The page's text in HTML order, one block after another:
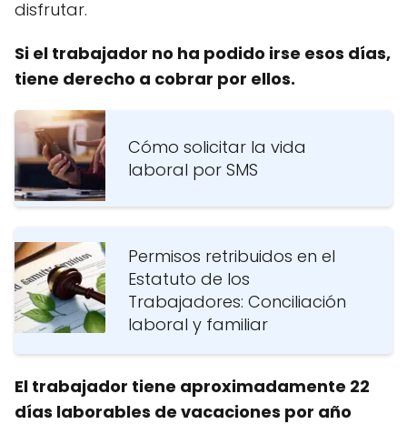
disfrutar.
Si el trabajador no ha podido irse esos días,
tiene derecho a cobrar por ellos.
Cómo solicitar la vida
laboral por SMS
Permisos retribuidos en el
Estatuto de los
Trabajadores: Conciliación
laboral y familiar
El trabajador tiene aproximadamente 22
días laborables de vacaciones por año